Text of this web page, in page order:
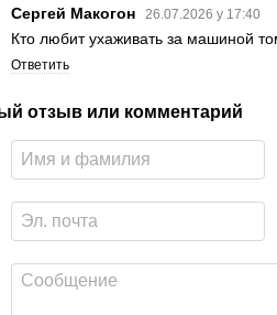
Сергей Макогон 26.07.2026 у 17:40
Кто любит ухаживать за машиной
Ответить
отзыв или комментарий